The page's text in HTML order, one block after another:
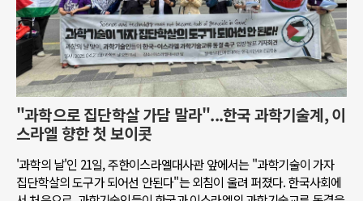
"과학으로 집단학살 가담 말라"...한국 과학기술계, 이
스라엘 향한 첫 보이콧
'과학의 날'인 21일, 주한이스라엘대사관 앞에서는 "과학기술이 가자
집단학살의 도구가 되어선 안된다"는 외침이 울려 퍼졌다. 한국사회에